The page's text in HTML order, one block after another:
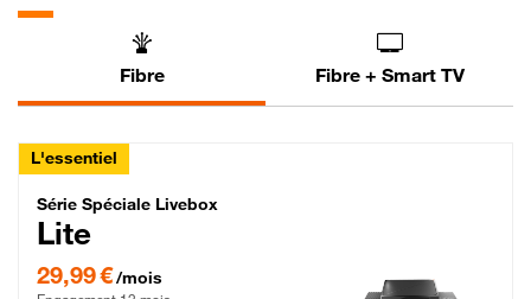
Fibre Fibre + Smart TV
L'essentiel
Série Spéciale Livebox Lite Fibre
Série Spéciale Livebox
Lite
29,99 €/mois